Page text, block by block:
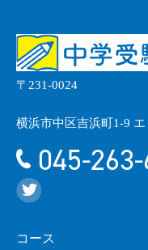
〒231-0024
横浜市中区吉浜町1-9
045-
コース